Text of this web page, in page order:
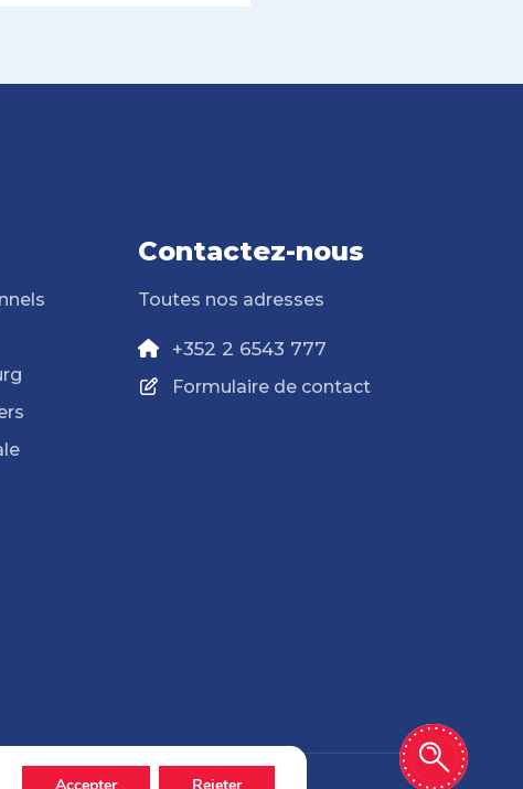
Contactez-nous
Toutes nos adresses
+352 2 6543 777
Formulaire de contact